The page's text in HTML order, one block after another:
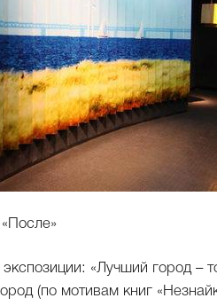
«Лучший город –
(по мотивам книг